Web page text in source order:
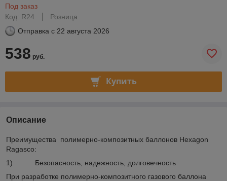
Под заказ
Код: R24
Розница
Отправка с 22 августа 2026
538 руб.
Купить
Описание
Преимущества полимерно-композитных баллонов Hexagon
Ragasco:
1) Безопасность, надежность, долговечность
При разработке полимерно-композитного газового баллона